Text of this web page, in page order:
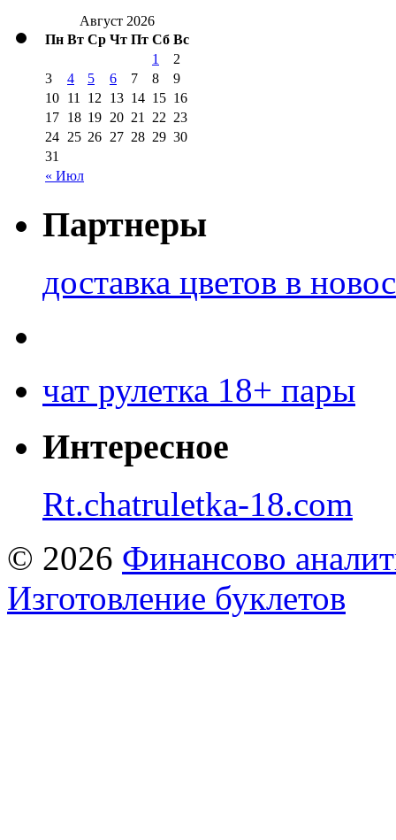
Август 2026
Пн Вт Ср Чт Пт Сб Вс
« Июл
1
2
3
4 5 6 7 8
9
10 11 12 13 14 15 16
17 18 19 20 21 22 23
24 25 26 27 28 29 30
31
Партнеры
доставка цветов в
чат рулетка 18+ пары
Интересное
Rt.chatruletka-18.com
© 2026 Финансово
Изготовление буклетов